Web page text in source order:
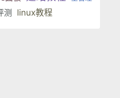
测 linux教程